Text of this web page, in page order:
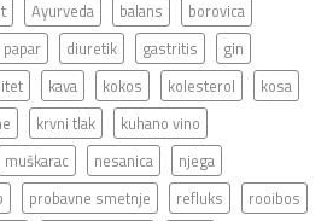
Ayurveda balans
borovica
diuretik gastritis
gin
kava kokos kolesterol
kosa
krvni tlak
kuhano vino
muškarac nesanica
njega
probavne smetnje refluks
rooibos